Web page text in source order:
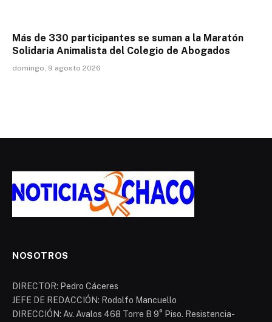
Más de 330 participantes se suman a la Maratón
Solidaria Animalista del Colegio de Abogados
domingo, 9 agosto 2026
NOSOTROS
DIRECTOR: Pedro Cáceres
JEFE DE REDACCIÓN: Rodolfo Mancuello
DIRECCIÓN: Av. Avalos 468 Torre B 9° Piso. Resistencia-